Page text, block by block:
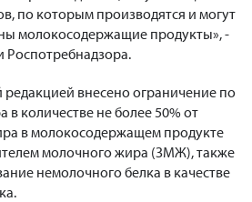
по которым производятся и могут
молокосодержащие продукты», -
Роспотребнадзора.
редакцией внесено ограничение по
количестве не более 50% от
в молокосодержащем продукте
молочного жира (ЗМЖ), также
немолочного белка в качестве